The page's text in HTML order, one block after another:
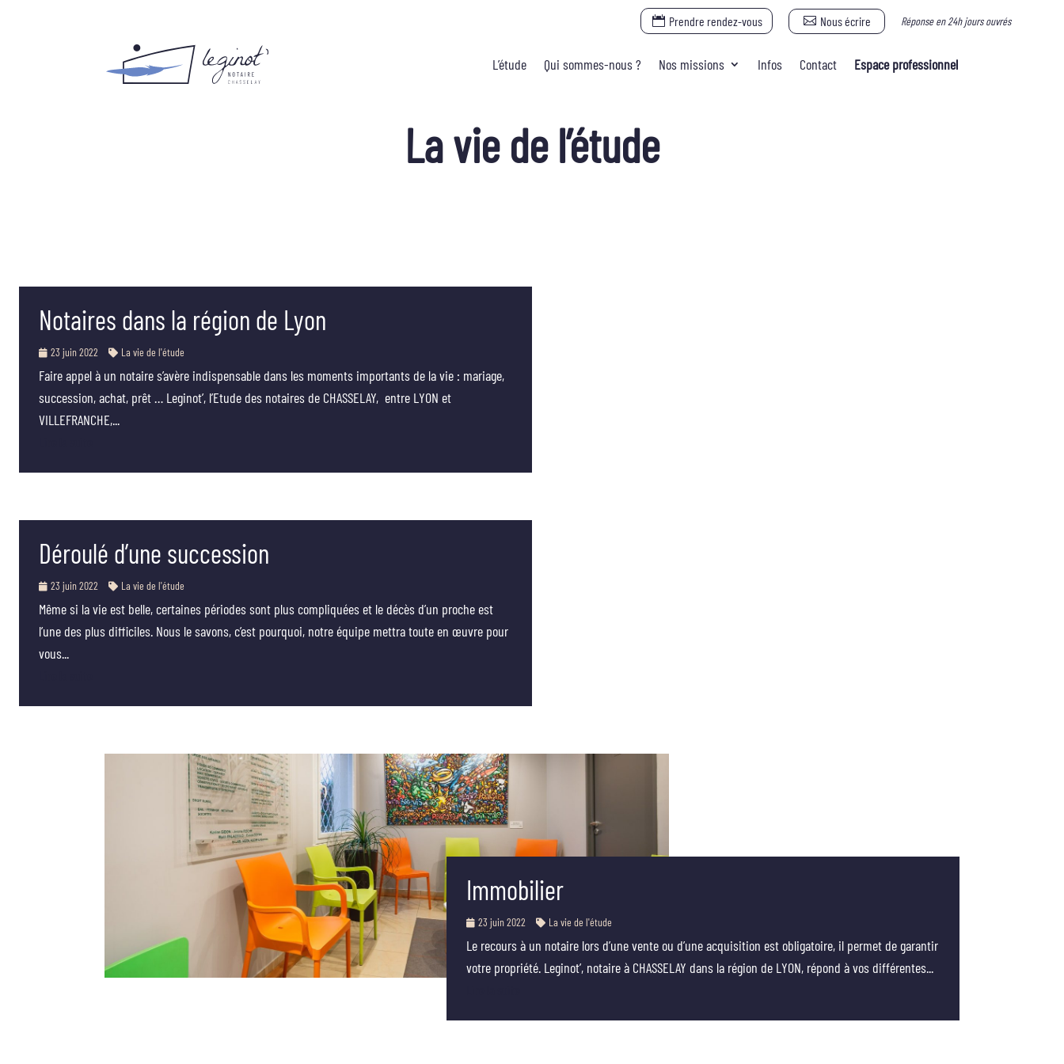
Prendre rendez-vous Nous écrire Réponse en 24h jours ouvrés
L’étude Qui sommes-nous ? Nos missions Infos Contact Espace professionnel
La vie de l’étude
Notaires dans la région de Lyon
23 juin 2022 La vie de l'étude
Faire appel à un notaire s’avère indispensable dans les moments importants de la vie : mariage,
succession, achat, prêt … Leginot’, l’Etude des notaires de CHASSELAY, entre LYON et
VILLEFRANCHE,...
Déroulé d’une succession
23 juin 2022 La vie de l'étude
Même si la vie est belle, certaines périodes sont plus compliquées et le décès d’un proche est
l’une des plus difficiles. Nous le savons, c’est pourquoi, notre équipe mettra toute en œuvre pour
vous...
Immobilier
23 juin 2022 La vie de l'étude
Le recours à un notaire lors d’une vente ou d’une acquisition est obligatoire, il permet de garantir
votre propriété. Leginot’, notaire à CHASSELAY dans la région de LYON, répond à vos différentes...